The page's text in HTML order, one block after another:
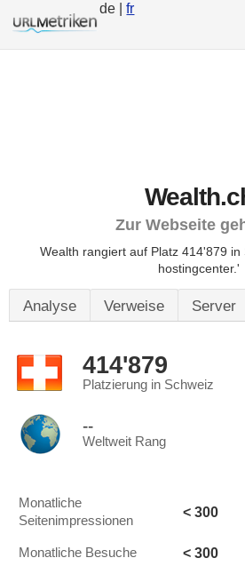
de |fr
Zur Webseite
Wealth rangiert auf Platz 414'879 in
hostingcenter.'
Analyse Verweise Server
414'879
Platzierung in Schweiz
--
Weltweit Rang
Monatliche
Seitenimpressionen
< 300
Monatliche Besuche < 300